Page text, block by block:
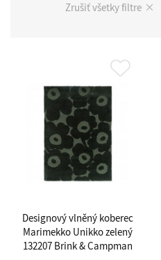
Zrušiť všetky filtre
Designový vlněný koberec
Marimekko Unikko zelený
132207 Brink & Campman